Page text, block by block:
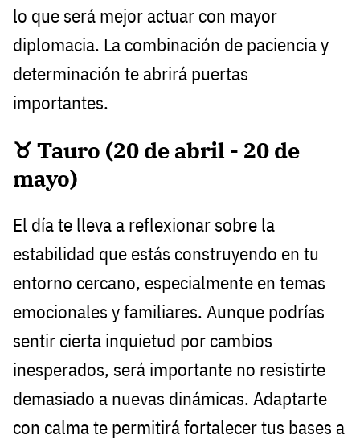
lo que será mejor actuar con mayor
diplomacia. La combinación de paciencia y
determinación te abrirá puertas
importantes.
♉ Tauro (20 de abril - 20 de
mayo)
El día te lleva a reflexionar sobre la
estabilidad que estás construyendo en tu
entorno cercano, especialmente en temas
emocionales y familiares. Aunque podrías
sentir cierta inquietud por cambios
inesperados, será importante no resistirte
demasiado a nuevas dinámicas. Adaptarte
con calma te permitirá fortalecer tus bases a